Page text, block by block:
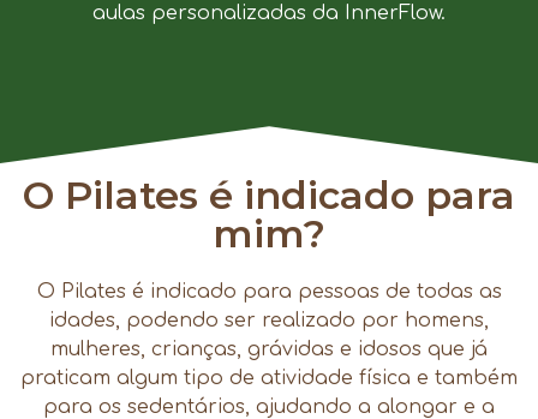
aulas personalizadas da InnerFlow.
O Pilates é indicado para
mim?
O Pilates é indicado para pessoas de todas as
idades, podendo ser realizado por homens,
mulheres, crianças, grávidas e idosos que já
praticam algum tipo de atividade física e também
para os sedentários, ajudando a alongar e a